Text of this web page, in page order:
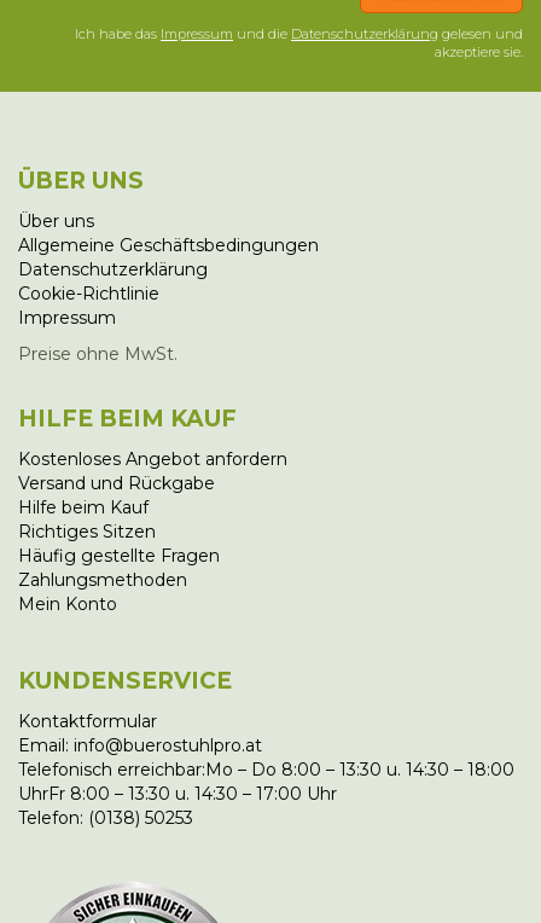
Ich habe das Impressum und die Datenschutzerklärung gelesen und
akzeptiere sie.
ÜBER UNS
Über uns
Allgemeine Geschäftsbedingungen
Datenschutzerklärung
Cookie-Richtlinie
Impressum
Preise ohne MwSt.
HILFE BEIM KAUF
Kostenloses Angebot anfordern
Versand und Rückgabe
Hilfe beim Kauf
Richtiges Sitzen
Häufig gestellte Fragen
Zahlungsmethoden
Mein Konto
KUNDENSERVICE
Kontaktformular
Email: info@buerostuhlpro.at
Telefonisch erreichbar:Mo – Do 8:00 – 13:30 u. 14:30 – 18:00
UhrFr 8:00 – 13:30 u. 14:30 – 17:00 Uhr
Telefon: (0138) 50253